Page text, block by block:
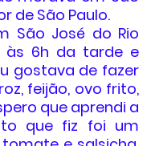
de São Paulo.
São José do Rio
às 6h da tarde e
gostava de fazer
feijão, ovo frito,
que aprendi a
que fiz foi um